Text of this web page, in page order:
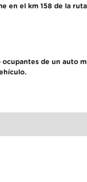
en el km 158 de la
de un auto